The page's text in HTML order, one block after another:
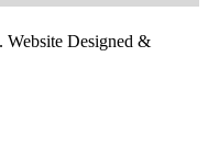
Website Designed &